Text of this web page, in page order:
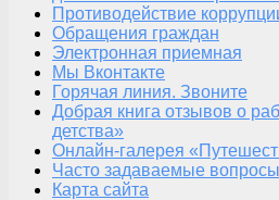
Противодействие
Обращения граждан
Электронная приемная
Мы Вконтакте
Горячая линия. Звоните
Добрая книга отзывов о
детства»
Онлайн-галерея
Часто задаваемые вопросы
Карта сайта